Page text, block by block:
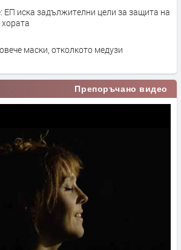
ЕП иска задължителни цели за защита на
маски, отколкото медузи
Препоръчано видео